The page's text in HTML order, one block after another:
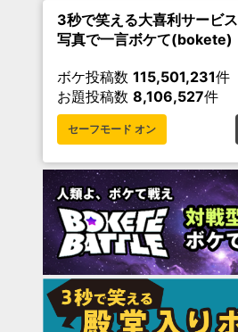
3秒で笑える大喜利サービス
写真で一言ボケて(bokete)
ボケ投稿数 115,501,231件
お題投稿数 8,106,527件
セーフモード オン